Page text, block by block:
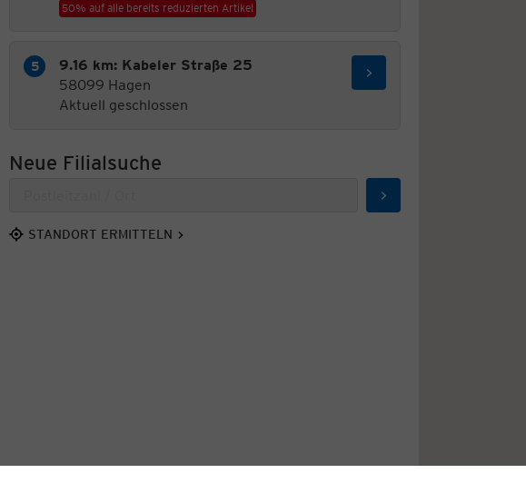
50% auf alle bereits reduzierten Artikel
9.16 km: Kabeler Straße 25
58099 Hagen
Aktuell geschlossen
Neue Filialsuche
Suchen
STANDORT ERMITTELN